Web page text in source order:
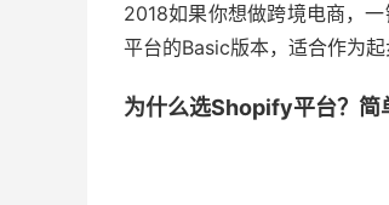
2018如果你想做跨境电商，
平台的Basic版本，适合作为
为什么选Shopify平台？简